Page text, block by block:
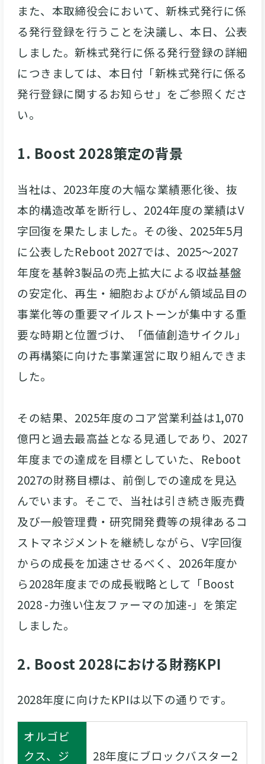
また、本取締役会において、新株式発行に係
る発行登録を行うことを決議し、本日、公表
しました。新株式発行に係る発行登録の詳細
につきましては、本日付「新株式発行に係る
発行登録に関するお知らせ」をご参照くださ
い。
1. Boost 2028策定の背景
当社は、2023年度の大幅な業績悪化後、抜
本的構造改革を断行し、2024年度の業績はV
字回復を果たしました。その後、2025年5月
に公表したReboot 2027では、2025～2027
年度を基幹3製品の売上拡大による収益基盤
の安定化、再生・細胞およびがん領域品目の
事業化等の重要マイルストーンが集中する重
要な時期と位置づけ、「価値創造サイクル」
の再構築に向けた事業運営に取り組んできま
した。
その結果、2025年度のコア営業利益は1,070
億円と過去最高益となる見通しであり、2027
年度までの達成を目標としていた、Reboot
2027の財務目標は、前倒しでの達成を見込
んでいます。そこで、当社は引き続き販売費
及び一般管理費・研究開発費等の規律あるコ
ストマネジメントを継続しながら、V字回復
からの成長を加速させるべく、2026年度か
ら2028年度までの成長戦略として「Boost
2028 -力強い住友ファーマの加速-」を策定
しました。
2. Boost 2028における財務KPI
2028年度に向けたKPIは以下の通りです。
オルゴビ
クス、ジ
28年度にブロックバスター2